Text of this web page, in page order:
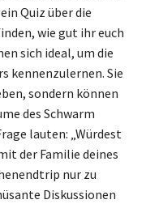
Quiz über die
wie gut ihr euch
sich ideal, um die
kennenzulernen. Sie
sondern können
des Schwarm
lauten: „Würdest
der Familie deines
nur zu
Diskussionen